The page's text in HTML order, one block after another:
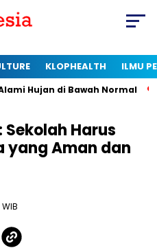
KLOPHEALTH ILMU
Bawah Normal Kapan
Harus
yang Aman dan
WIB